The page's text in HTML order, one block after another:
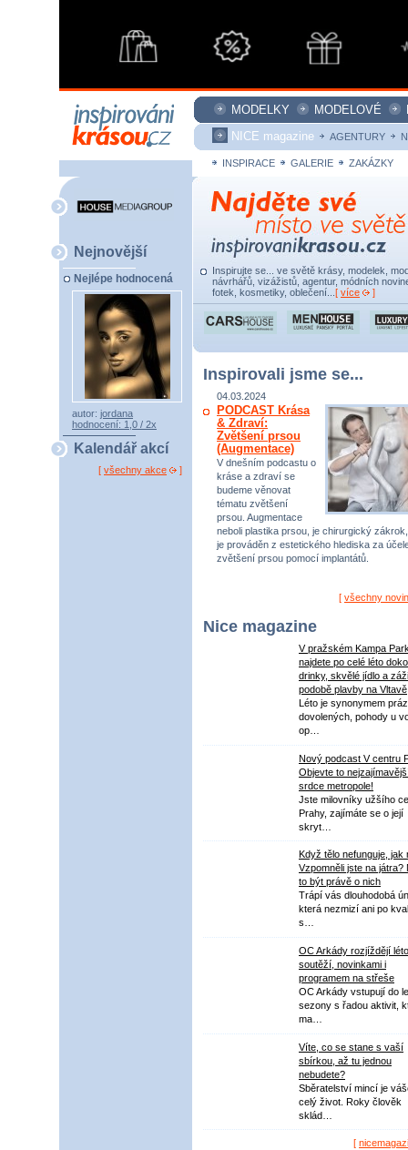
MODELKY MODELOVÉ
NICE magazine
AGENTURY
INSPIRACE GALERIE ZAKÁZKY
Nejnovější
Nejlépe hodnocená
autor: jordana
hodnocení: 1,0 / 2x
Kalendář akcí
[ všechny akce ]
Inspirujte se... ve světě krásy, modelek,
návrhářů, vizážistů, agentur, módních
fotek, kosmetiky, oblečení... [ více ]
Inspirovali jsme se...
04.03.2024
PODCAST Krása
& Zdraví:
Zvětšení prsou
(Augmentace)
V dnešním podcastu o
kráse a zdraví se
budeme věnovat
tématu zvětšení
prsou. Augmentace
neboli plastika prsou, je chirurgický
je prováděn z estetického hlediska za
zvětšení prsou pomocí implantátů.
[ všechny
Nice magazine
V pražském Kampa
najdete po celé léto
drinky, skvělé jídlo a
podobě plavby na Vltavě
Léto je synonymem
dovolených, pohody u
op…
Nový podcast V centru
Objevte to
srdce metropole!
Jste milovníky užšího
Prahy, zajímáte se o její
skryt…
Když tělo nefunguje, jak
Vzpomněli jste na játra?
to být právě o nich
Trápí vás dlouhodobá
která nezmizí ani po
s…
OC Arkády rozjíždějí léto
soutěží, novinkami i
programem na střeše
OC Arkády vstupují do
sezony s řadou aktivit,
ma…
Víte, co se stane s vaší
sbírkou, až tu jednou
nebudete?
Sběratelství mincí je
celý život. Roky člověk
sklád…
[